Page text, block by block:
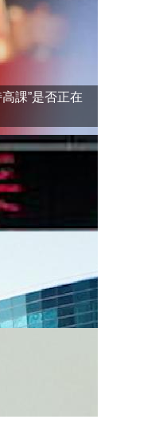
課”是否正在